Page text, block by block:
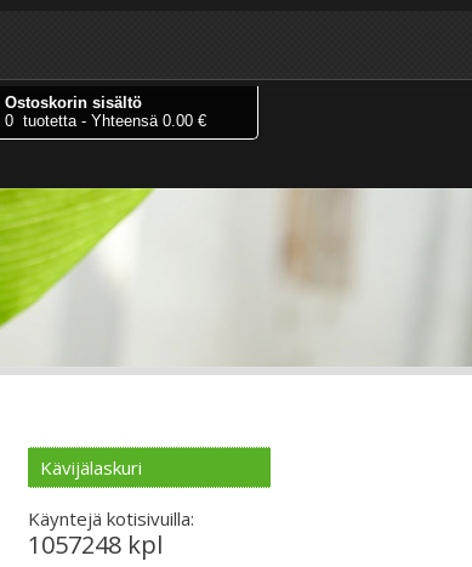
Ostoskorin sisältö
0 tuotetta - Yhteensä 0.00 €
Kävijälaskuri
Käyntejä kotisivuilla:
1057248 kpl